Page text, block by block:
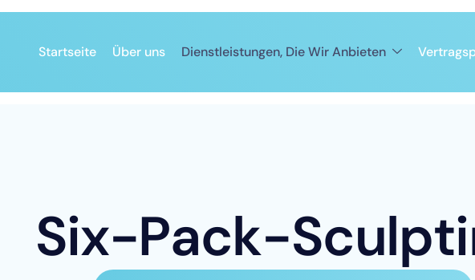
Startseite Über uns Dienstleistungen, Die Wir Anbieten
Six-Pack-Sculpti